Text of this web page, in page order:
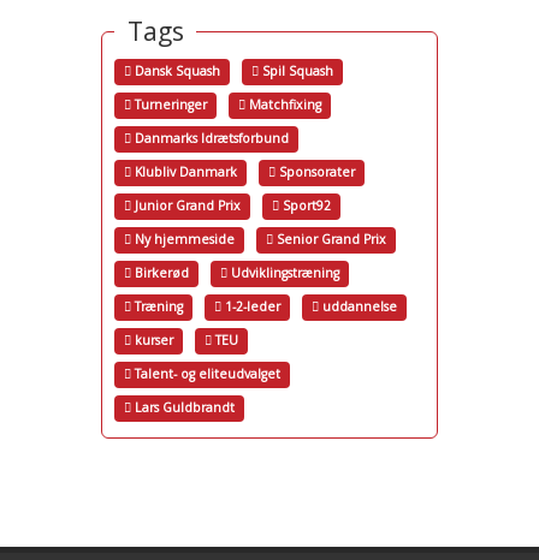
Tags
Dansk Squash
Spil Squash
Turneringer
Matchfixing
Danmarks Idrætsforbund
Klubliv Danmark
Sponsorater
Junior Grand Prix
Sport92
Ny hjemmeside
Senior Grand Prix
Birkerød
Udviklingstræning
Træning
1-2-leder
uddannelse
kurser
TEU
Talent- og eliteudvalget
Lars Guldbrandt